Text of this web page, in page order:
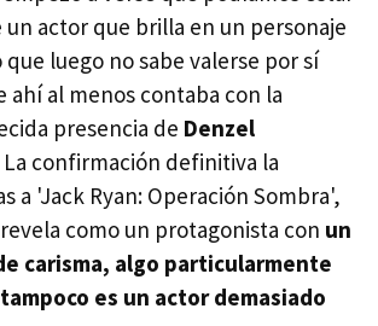
un actor que brilla en un personaje
luego no sabe valerse por sí
ahí al menos contaba con la
presencia de Denzel
La confirmación definitiva la
a 'Jack Ryan: Operación Sombra',
como un protagonista con un
carisma, algo particularmente
es un actor demasiado